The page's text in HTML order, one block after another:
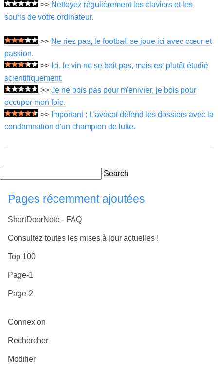
>> Nettoyez régulièrement les claviers et les
souris de votre ordinateur.
>> Ne riez pas, le football se joue ici avec cœur et
passion.
>> Ici, le vin ne se boit pas, mais est plutôt étudié
scientifiquement.
>> Je ne bois pas pour m'enivrer, je bois pour
occuper mon foie.
>> Important : L'avocat défend les dossiers avec la
condamnation d'un champion de lutte.
Search
Pages récemment ajoutées
ShortDoorNote - FAQ
Consultez toutes les mises à jour actuelles !
Top 100
Page-1
Page-2
Connexion
Rechercher
Modifier